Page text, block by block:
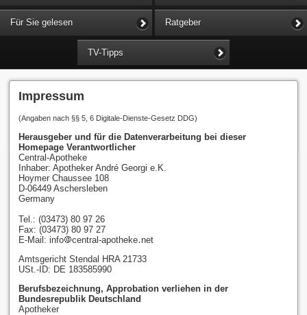
Für Sie gelesen Ratgeber
TV-Tipps
Impressum
(Angaben nach §§ 5, 6 Digitale-Dienste-Gesetz DDG)
Herausgeber und für die Datenverarbeitung bei dieser
Homepage Verantwortlicher
Central-Apotheke
Inhaber: Apotheker André Georgi e.K.
Hoymer Chaussee 108
D-06449 Aschersleben
Germany
Tel.: (03473) 80 97 26
Fax: (03473) 80 97 27
E-Mail: info
central-apotheke net
Amtsgericht Stendal HRA 21733
USt.-ID: DE 183585990
Berufsbezeichnung, Approbation verliehen in der
Bundesrepublik Deutschland
Apotheker